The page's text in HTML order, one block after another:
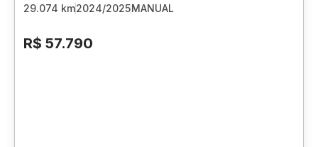
29.074 km2024/2025MANUAL
R$ 57.790